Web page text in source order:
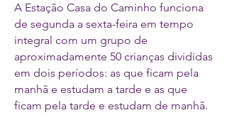
A Estação Casa do Caminho funciona
de segunda a sexta-feira em tempo
integral com um grupo de
aproximadamente 50 crianças divididas
em dois períodos: as que ficam pela
manhã e estudam a tarde e as que
ficam pela tarde e estudam de manhã.